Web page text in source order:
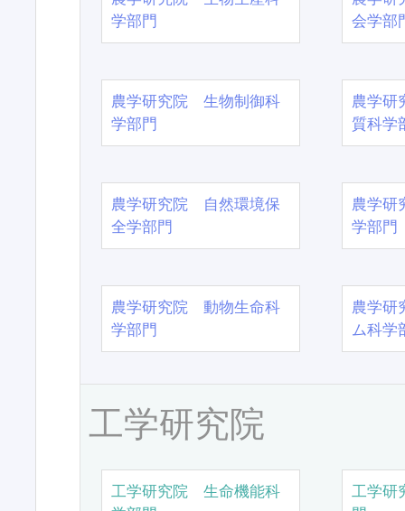
学部門
会学部
農学研究院 生物制御科
学部門
農学
質科学
農学研究院 自然環境保
全学部門
農学
学部門
農学研究院 動物生命科
学部門
農学
ム科学
工学研究院
工学研究院 生命機能科
工学研